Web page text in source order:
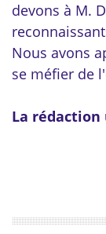
devons à M.
Nous avons
se méfier de
La